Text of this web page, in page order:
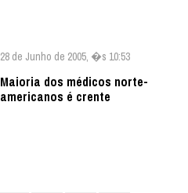
28 de Junho de 2005, �s 10:53
Maioria dos médicos norte-
americanos é crente